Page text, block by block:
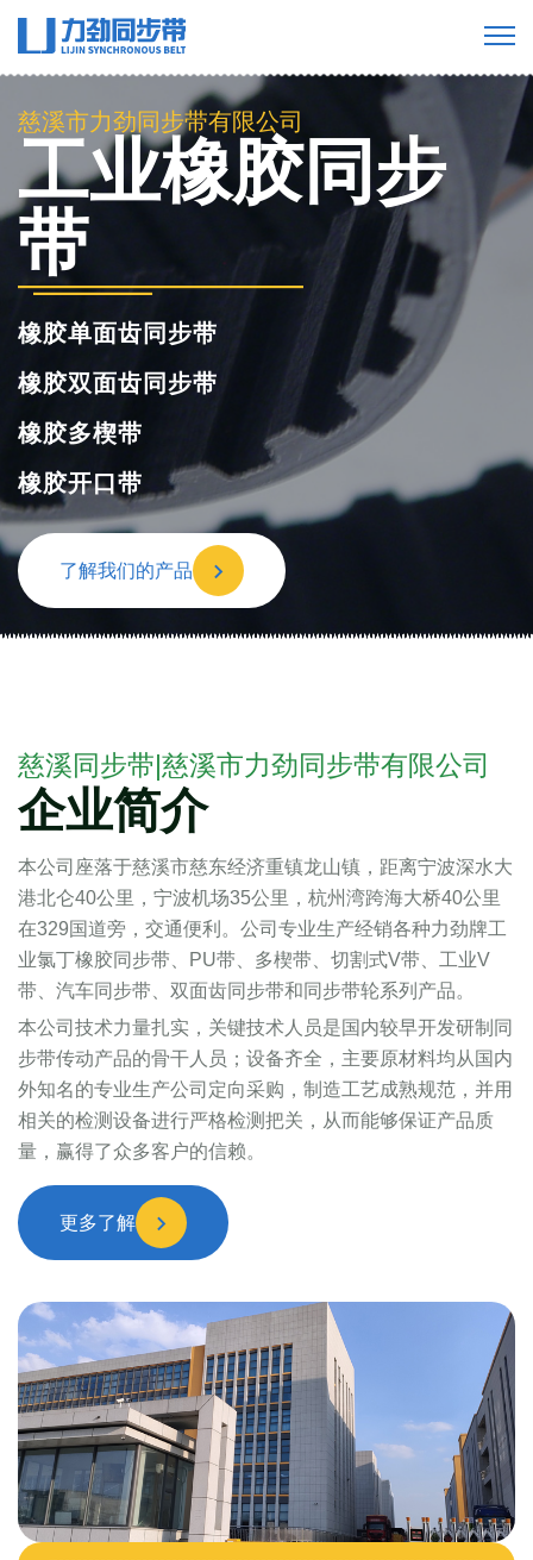
慈溪市力劲同步带有限公司
PU聚氨酯同步
带
聚氨酯单面齿同步带
聚氨酯双面齿同步带
聚氨酯多楔带
聚氨酯开口同步带
了解我们的产品
慈溪同步带|慈溪市力劲同步带有限公司
企业简介
本公司座落于慈溪市慈东经济重镇龙山镇，距离宁波深水大
港北仑40公里，宁波机场35公里，杭州湾跨海大桥40公里
在329国道旁，交通便利。公司专业生产经销各种力劲牌工
业氯丁橡胶同步带、PU带、多楔带、切割式V带、工业V
带、汽车同步带、双面齿同步带和同步带轮系列产品。
本公司技术力量扎实，关键技术人员是国内较早开发研制同
步带传动产品的骨干人员；设备齐全，主要原材料均从国内
外知名的专业生产公司定向采购，制造工艺成熟规范，并用
相关的检测设备进行严格检测把关，从而能够保证产品质
量，赢得了众多客户的信赖。
更多了解